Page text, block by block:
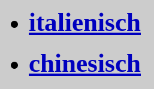
italienisch
chinesisch